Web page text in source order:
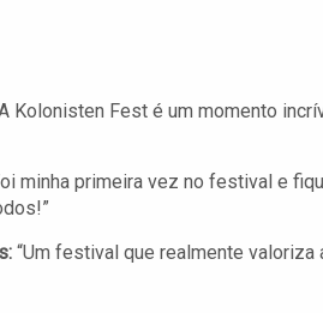
Kolonisten Fest é um momento
minha primeira vez no festival e
“Um festival que realmente